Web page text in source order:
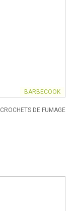
BARBECOOK
CROCHETS DE FUMAGE